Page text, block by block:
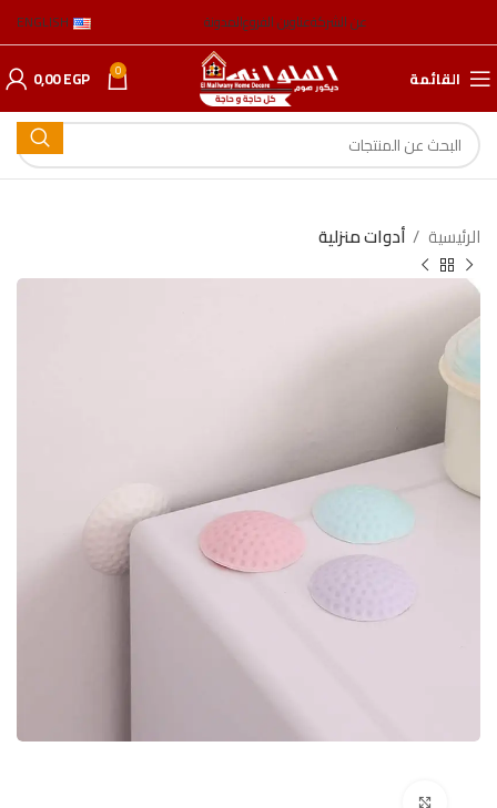
عن الشركةعناوين الفروعالمدونة ENGLISH
القائمة 0
0,00EGP
الرئيسية أدوات منزلية